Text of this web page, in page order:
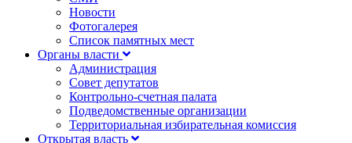
Новости
Фотогалерея
Список памятных мест
Органы власти
Администрация
Совет депутатов
Контрольно-счетная палата
Подведомственные организации
Территориальная избирательная комиссия
Открытая власть